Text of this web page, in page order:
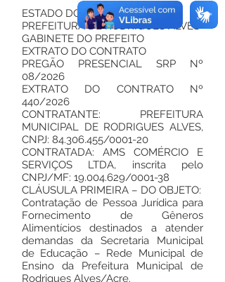
ESTADO DO ACRE
PREFEITURA DE RODRIGUES ALVES
GABINETE DO PREFEITO
EXTRATO DO CONTRATO
PREGÃO PRESENCIAL SRP Nº
08/2026
EXTRATO DO CONTRATO Nº
440/2026
CONTRATANTE: PREFEITURA
MUNICIPAL DE RODRIGUES ALVES,
CNPJ: 84.306.455/0001-20
CONTRATADA: AMS COMÉRCIO E
SERVIÇOS LTDA, inscrita pelo
CNPJ/MF: 19.004.629/0001-38
CLÁUSULA PRIMEIRA – DO OBJETO:
Contratação de Pessoa Jurídica para
Fornecimento de Gêneros
Alimentícios destinados a atender
demandas da Secretaria Municipal
de Educação – Rede Municipal de
Ensino da Prefeitura Municipal de
Rodrigues Alves/Acre.